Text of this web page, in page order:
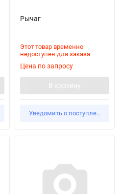
Рычаг
Этот товар временно
недоступен для заказа
Цена по запросу
В корзину
Уведомить о поступлении